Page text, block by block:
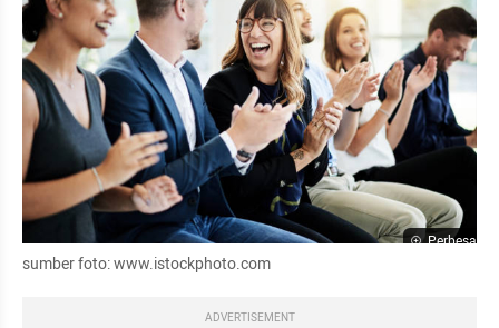
Perbesar
sumber foto: www.istockphoto.com
ADVERTISEMENT